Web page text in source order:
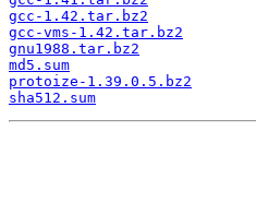
gcc-1.42.tar.bz2
gcc-vms-1.42.tar.bz2
gnu1988.tar.bz2
md5.sum
protoize-1.39.0.5.bz2
sha512.sum